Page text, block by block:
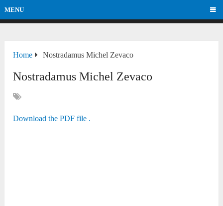
MENU
Home Nostradamus Michel Zevaco
Nostradamus Michel Zevaco
Download the PDF file .